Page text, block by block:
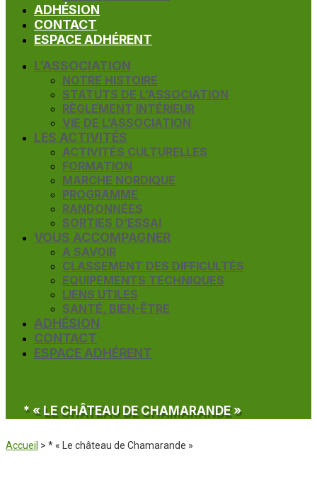
ADHÉSION
CONTACT
ESPACE ADHÉRENT
L’ASSOCIATION
NOTRE HISTOIRE
STATUTS DE L’ASSOCIATION
RÈGLEMENT INTÉRIEUR
VIE DE L’ASSOCIATION
LES ACTIVITÉS
ACTIVITÉS CULTURELLES
FORMATION
MARCHE NORDIQUE
PROGRAMME
RANDONNÉES
SORTIES D’ESSAI
VOUS ACCOMPAGNER
A SAVOIR
CLASSEMENT DES DIFFICULTÉS
EQUIPEMENTS TECHNIQUES
LIENS UTILES
SANTÉ, BIEN-ÊTRE
ADHÉSION
CONTACT
ESPACE ADHÉRENT
* « LE CHÂTEAU DE CHAMARANDE »
Accueil > * « Le château de Chamarande »